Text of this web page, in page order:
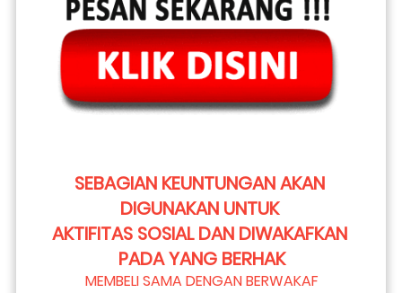
SEBAGIAN KEUNTUNGAN AKAN
DIGUNAKAN UNTUK
AKTIFITAS SOSIAL DAN DIWAKAFKAN
PADA YANG BERHAK
MEMBELI SAMA DENGAN BERWAKAF